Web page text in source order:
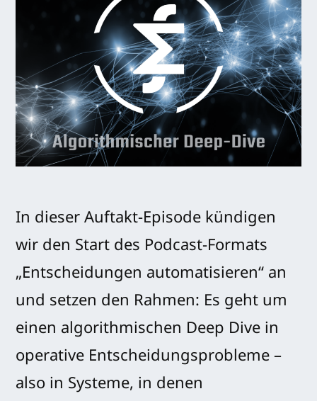
In dieser Auftakt-Episode kündigen
wir den Start des Podcast-Formats
„Entscheidungen automatisieren“ an
und setzen den Rahmen: Es geht um
einen algorithmischen Deep Dive in
operative Entscheidungsprobleme –
also in Systeme, in denen